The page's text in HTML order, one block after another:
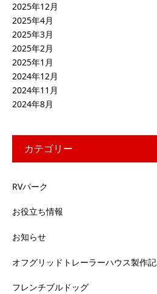
2025年12月
2025年4月
2025年3月
2025年2月
2025年1月
2024年12月
2024年11月
2024年8月
カテゴリー
RVパーク
お役立ち情報
お知らせ
オフグリッドトレーラーハウス製作記
フレンチブルドッグ